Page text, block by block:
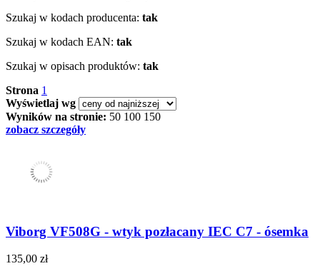
Szukaj w kodach producenta: tak
Szukaj w kodach EAN: tak
Szukaj w opisach produktów: tak
Strona 1
Wyświetlaj wg
Wyników na stronie: 50 100 150
zobacz szczegóły
Viborg VF508G - wtyk pozłacany IEC C7 - ósemka
135,00 zł